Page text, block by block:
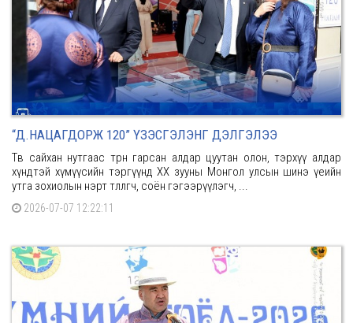
“Д.НАЦАГДОРЖ 120” ҮЗЭСГЭЛЭНГ ДЭЛГЭЛЭЭ
Төв сайхан нутгаас төрөн гарсан алдар цуутан олон, тэрхүү алдар
хүндтэй хүмүүсийн тэргүүнд ХХ зууны Монгол улсын шинэ үеийн
утга зохиолын нэрт төлөөлөгч, соён гэгээрүүлэгч, ...
2026-07-07 12:22:11